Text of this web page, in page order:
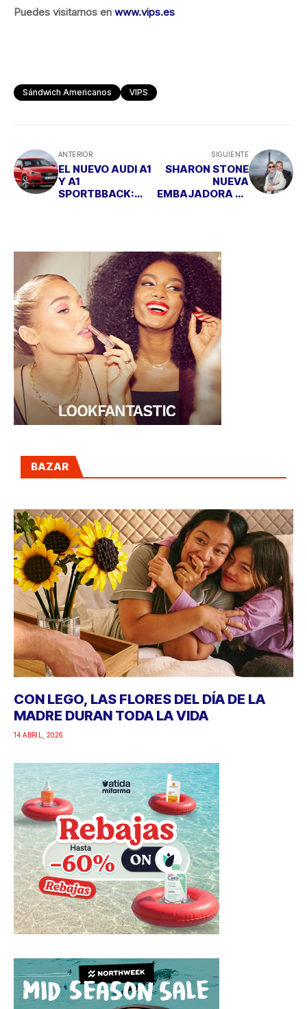
Puedes visitarnos en www.vips.es
Sándwich Americanos VIPS
ANTERIOR
EL NUEVO AUDI A1
Y A1
SPORTBBACK:
SIGUIENTE
SHARON STONE
NUEVA
EMBAJADORA DE
BAZAR
CON LEGO, LAS FLORES DEL DÍA DE LA
MADRE DURAN TODA LA VIDA
14 ABRIL, 2026